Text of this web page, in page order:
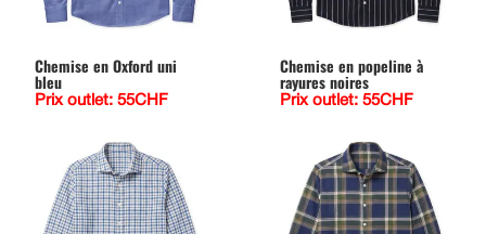
Chemise en Oxford uni
bleu
Prix outlet: 55CHF
Chemise en popeline à
rayures noires
Prix outlet: 55CHF